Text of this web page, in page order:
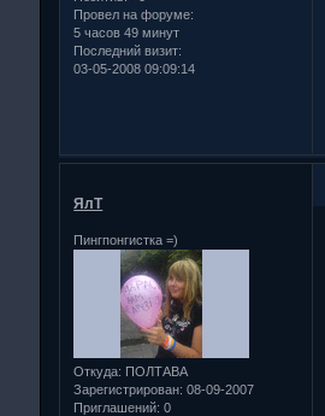
Провел на форуме:
5 часов 49 минут
Последний визит:
03-05-2008 09:09:14
ЯлТ
Пингпонгистка =)
Откуда: ПОЛТАВА
Зарегистрирован: 08-09-2007
Приглашений: 0